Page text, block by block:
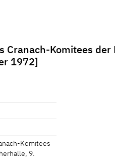
Komitees
1972]
Komitees
9.